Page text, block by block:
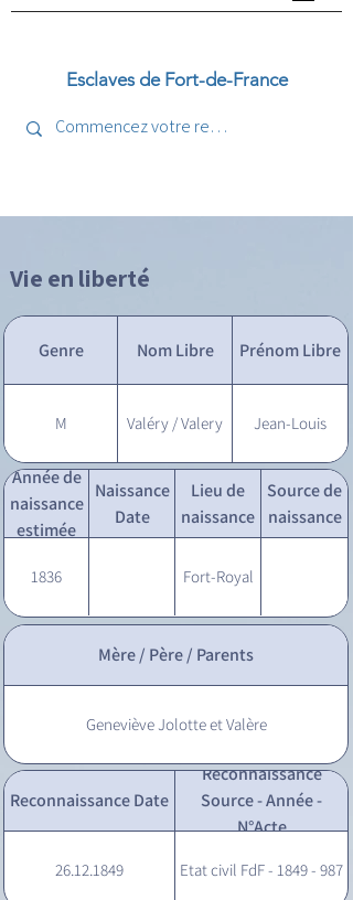
Esclaves de Fort-de-France
Vie en liberté
Genre Nom Libre Prénom Libre
M Valéry / Valery Jean-Louis
Année de
naissance
estimée
Naissance
Date
Lieu de
naissance
Source de
naissance
1836 Fort-Royal
Mère / Père / Parents
Geneviève Jolotte et Valère
Reconnaissance Date
Reconnaissance
Source - Année -
N°Acte
26.12.1849 Etat civil FdF - 1849 - 987